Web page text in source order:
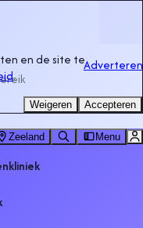
Adverteren
Zeeland Menu
en de site te
.
Weigeren Accepteren